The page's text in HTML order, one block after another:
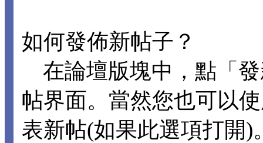
如何發佈新帖子？
在論壇版塊中，點「
帖界面。當然您也可以
表新帖(如果此選項打開